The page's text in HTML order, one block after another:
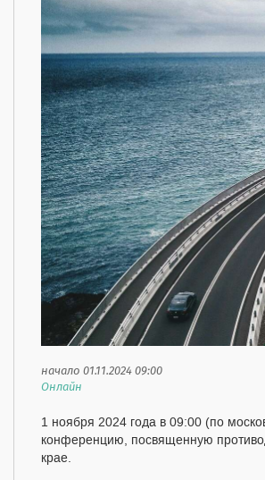
начало 01.11.2024 09:00
Онлайн
1 ноября 2024 года в 09:00 (по
конференцию, посвященную
крае.